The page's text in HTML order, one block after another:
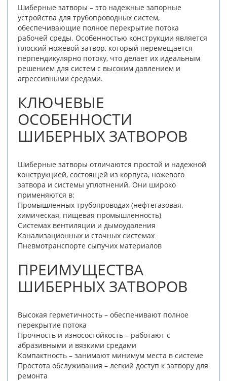
Шиберные затворы – это надежные запорные
устройства для трубопроводных систем,
обеспечивающие полное перекрытие потока
рабочей среды. Особенностью конструкции является
плоский ножевой затвор, который перемещается
перпендикулярно потоку, что делает их идеальным
решением для систем с высоким давлением и
агрессивными средами.
КЛЮЧЕВЫЕ
ОСОБЕННОСТИ
ШИБЕРНЫХ ЗАТВОРОВ
Шиберные затворы отличаются простой и надежной
конструкцией, состоящей из корпуса, ножевого
затвора и системы уплотнений. Они широко
применяются в:
Промышленных трубопроводах (нефтегазовая,
химическая, пищевая промышленность)
Системах вентиляции и дымоудаления
Канализационных и сточных системах
Пневмотранспорте сыпучих материалов
ПРЕИМУЩЕСТВА
ШИБЕРНЫХ ЗАТВОРОВ
Высокая герметичность – обеспечивают полное
перекрытие потока
Прочность и износостойкость – работают с
абразивными и вязкими средами
Компактность – занимают минимум места в системе
Простота обслуживания – легкий доступ к затвору для
ремонта